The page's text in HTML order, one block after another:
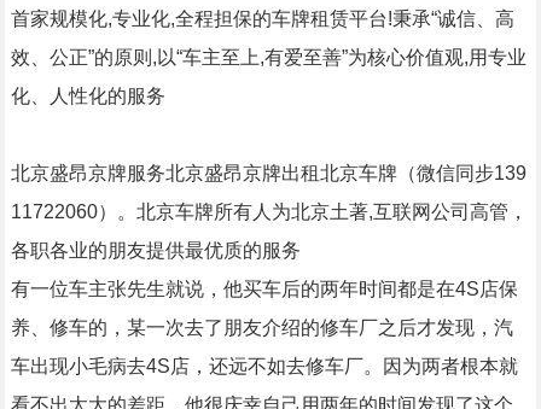
首家规模化,专业化,全程担保的车牌租赁平台!秉承“诚信、高
效、公正”的原则,以“车主至上,有爱至善”为核心价值观,用专业
化、人性化的服务
北京盛昂京牌服务北京盛昂京牌出租北京车牌（微信同步139
11722060）。北京车牌所有人为北京土著,互联网公司高管，
各职各业的朋友提供最优质的服务
有一位车主张先生就说，他买车后的两年时间都是在4S店保
养、修车的，某一次去了朋友介绍的修车厂之后才发现，汽
车出现小毛病去4S店，还远不如去修车厂。因为两者根本就
看不出太大的差距，他很庆幸自己用两年的时间发现了这个